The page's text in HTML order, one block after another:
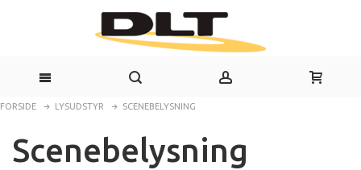
FORSIDE LYSUDSTYR SCENEBELYSNING
Scenebelysning